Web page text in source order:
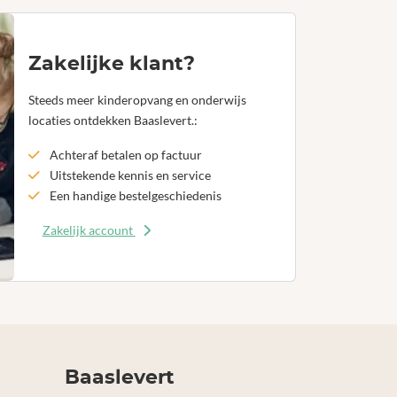
Zakelijke klant?
Steeds meer kinderopvang en onderwijs
locaties ontdekken Baaslevert.:
Achteraf betalen op factuur
Uitstekende kennis en service
Een handige bestelgeschiedenis
Zakelijk account
Baaslevert